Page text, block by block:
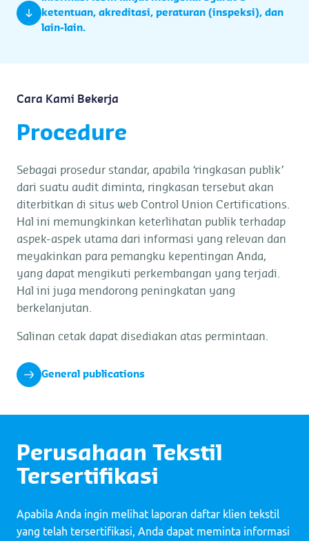
ketentuan, akreditasi, peraturan (inspeksi), dan
lain-lain.
Cara Kami Bekerja
Procedure
Sebagai prosedur standar, apabila ‘ringkasan publik’
dari suatu audit diminta, ringkasan tersebut akan
diterbitkan di situs web Control Union Certifications.
Hal ini memungkinkan keterlihatan publik terhadap
aspek-aspek utama dari informasi yang relevan dan
meyakinkan para pemangku kepentingan Anda,
yang dapat mengikuti perkembangan yang terjadi.
Hal ini juga mendorong peningkatan yang
berkelanjutan.
Salinan cetak dapat disediakan atas permintaan.
General publications
Perusahaan Tekstil
Tersertifikasi
Apabila Anda ingin melihat laporan daftar klien tekstil
yang telah tersertifikasi, Anda dapat meminta informasi